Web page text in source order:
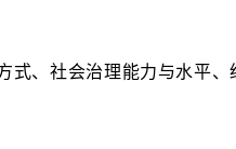
、社会治理能力与水平、